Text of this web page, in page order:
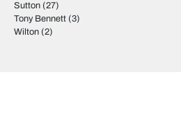
Sutton (27)
Tony Bennett (3)
Wilton (2)